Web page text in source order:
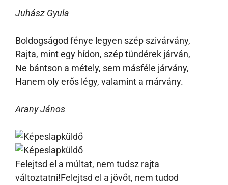
Juhász Gyula
Boldogságod fénye legyen szép szivárvány,
Rajta, mint egy hídon, szép tündérek járván,
Ne bántson a métely, sem másféle járvány,
Hanem oly erős légy, valamint a márvány.
Arany János
Felejtsd el a múltat, nem tudsz rajta
változtatni!Felejtsd el a jövőt, nem tudod